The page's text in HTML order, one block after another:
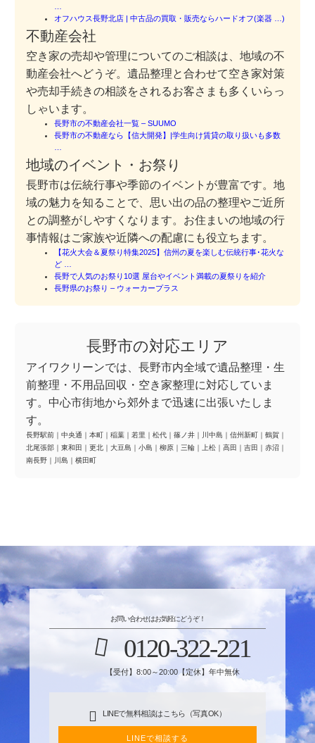
オフハウス長野北店 | 中古品の買取・販売ならハードオフ(楽器 …)
不動産会社
空き家の売却や管理についてのご相談は、地域の不
動産会社へどうぞ。遺品整理と合わせて空き家対策
や売却手続きの相談をされるお客さまも多くいらっ
しゃいます。
長野市の不動産会社一覧 – SUUMO
長野市の不動産なら【信大開発】|学生向け賃貸の取り扱いも多数
地域のイベント・お祭り
長野市は伝統行事や季節のイベントが豊富です。地
域の魅力を知ることで、思い出の品の整理やご近所
との調整がしやすくなります。お住まいの地域の行
事情報はご家族や近隣への配慮にも役立ちます。
【花火大会＆夏祭り特集2025】信州の夏を楽しむ伝統行事･花火な
ど …
長野で人気のお祭り10選 屋台やイベント満載の夏祭りを紹介
長野県のお祭り – ウォーカープラス
長野市の対応エリア
アイワクリーンでは、長野市内全域で遺品整理・生
前整理・不用品回収・空き家整理に対応していま
す。中心市街地から郊外まで迅速に出張いたしま
す。
長野駅前 中央通 本町 稲葉 若里 松代 篠ノ井 川中島 信州新町 鶴賀
北尾張部
東和田 更北 大豆島 小島 柳原 三輪 上松 高田 吉田 赤沼
南長野
川島 横田町
お問い合わせはお気軽にどうぞ！
0120-322-221
【受付】8:00～20:00【定休】年中無休
LINEで無料相談はこちら（写真OK）
LINEで相談する